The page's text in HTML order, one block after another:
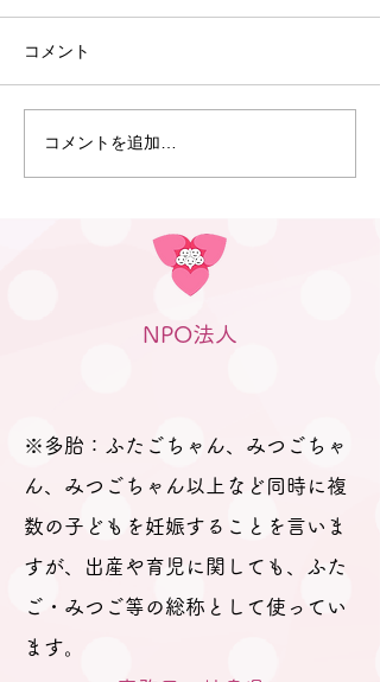
7月9日、Webおしゃべり会を
ふたごママ・パパ・プレママ
が参加されました。 今回も、
間に参加のパパなどが参加さ
れました。 「聞きたいことは
ふたごの妊娠、ましてや初め
経て多胎育児真っ最中のパパ
コメント
コメントを追加…
NPO法人
※多胎：ふたごちゃん、みつごちゃ
ん、みつごちゃん以上など同時に複
数の子どもを妊娠することを言いま
すが、出産や育児に関しても、ふた
ご・みつご等の総称として使ってい
ます。